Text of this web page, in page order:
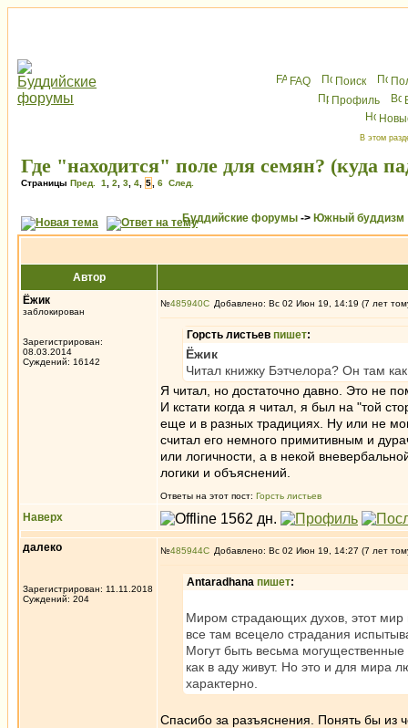
FAQ Поиск
Профиль
В этом
Где "находится" поле для семян? (куда
Страницы Пред. 1 2 3 4 5 6 След.
Буддийские форумы -> Южный буддизм
Автор
Ёжик
заблокирован
Зарегистрирован:
08.03.2014
Суждений: 16142
№485940 Добавлено: Вс 02 Июн 19, 14:19 (7 лет
Горсть листьев пишет:
Ёжик
Читал книжку Бэтчелора? Он там
Я читал, но достаточно давно. Это не
И кстати когда я читал, я был на "той
еще и в разных традициях. Ну или не
считал его немного примитивным и
или логичности, а в некой
логики и объяснений.
Ответы на этот пост: Горсть листьев
Наверх
далеко
Зарегистрирован: 11.11.2018
Суждений: 204
№485944 Добавлено: Вс 02 Июн 19, 14:27 (7 лет
Antaradhana пишет:
Миром страдающих духов, этот мир
все там всецело страдания
Могут быть весьма могущественные
как в аду живут. Но это и для мира
характерно.
Спасибо за разъяснения. Понять бы из